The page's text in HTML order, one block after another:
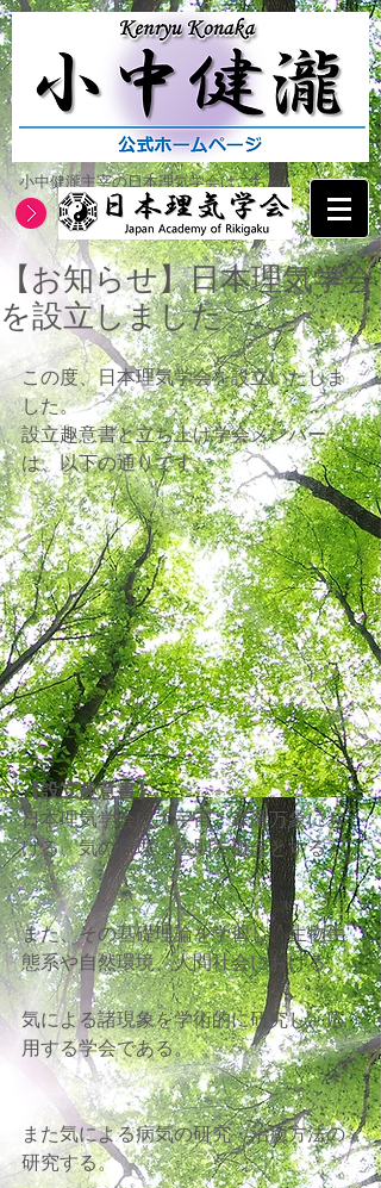
小中健瀧主宰の日本理気学会はこちら
【お知らせ】日本理気学会
を設立しました
この度、日本理気学会を設立いたしま
した。
設立趣意書と立ち上げ学会メンバー
は、以下の通りです。
【設立趣意書】
​日本理気学会は大宇宙・森羅万象にお
ける、気の原理・法則を概念とする。
また、その基礎理論を学習し、生物生
態系や自然環境、人間社会における、
気による諸現象を学術的に研究し、応
用する学会である。
また気による病気の研究・治癒方法の
研究する。